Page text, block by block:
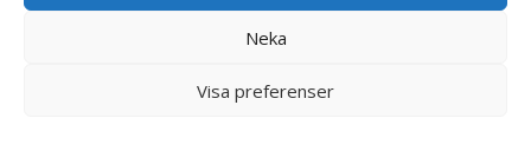
Neka
Visa preferenser
kommentar.